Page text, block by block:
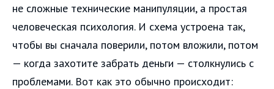
не сложные технические манипуляции, а простая
человеческая психология. И схема устроена так,
чтобы вы сначала поверили, потом вложили, потом
— когда захотите забрать деньги — столкнулись с
проблемами. Вот как это обычно происходит: